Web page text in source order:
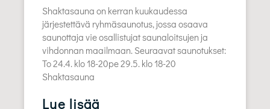
Shaktasauna on kerran kuukaudessa
järjestettävä ryhmäsaunotus, jossa osaava
saunottaja vie osallistujat saunaloitsujen ja
vihdonnan maailmaan. Seuraavat saunotukset:
To 24.4. klo 18-20pe 29.5. klo 18-20
Shaktasauna
Lue lisää